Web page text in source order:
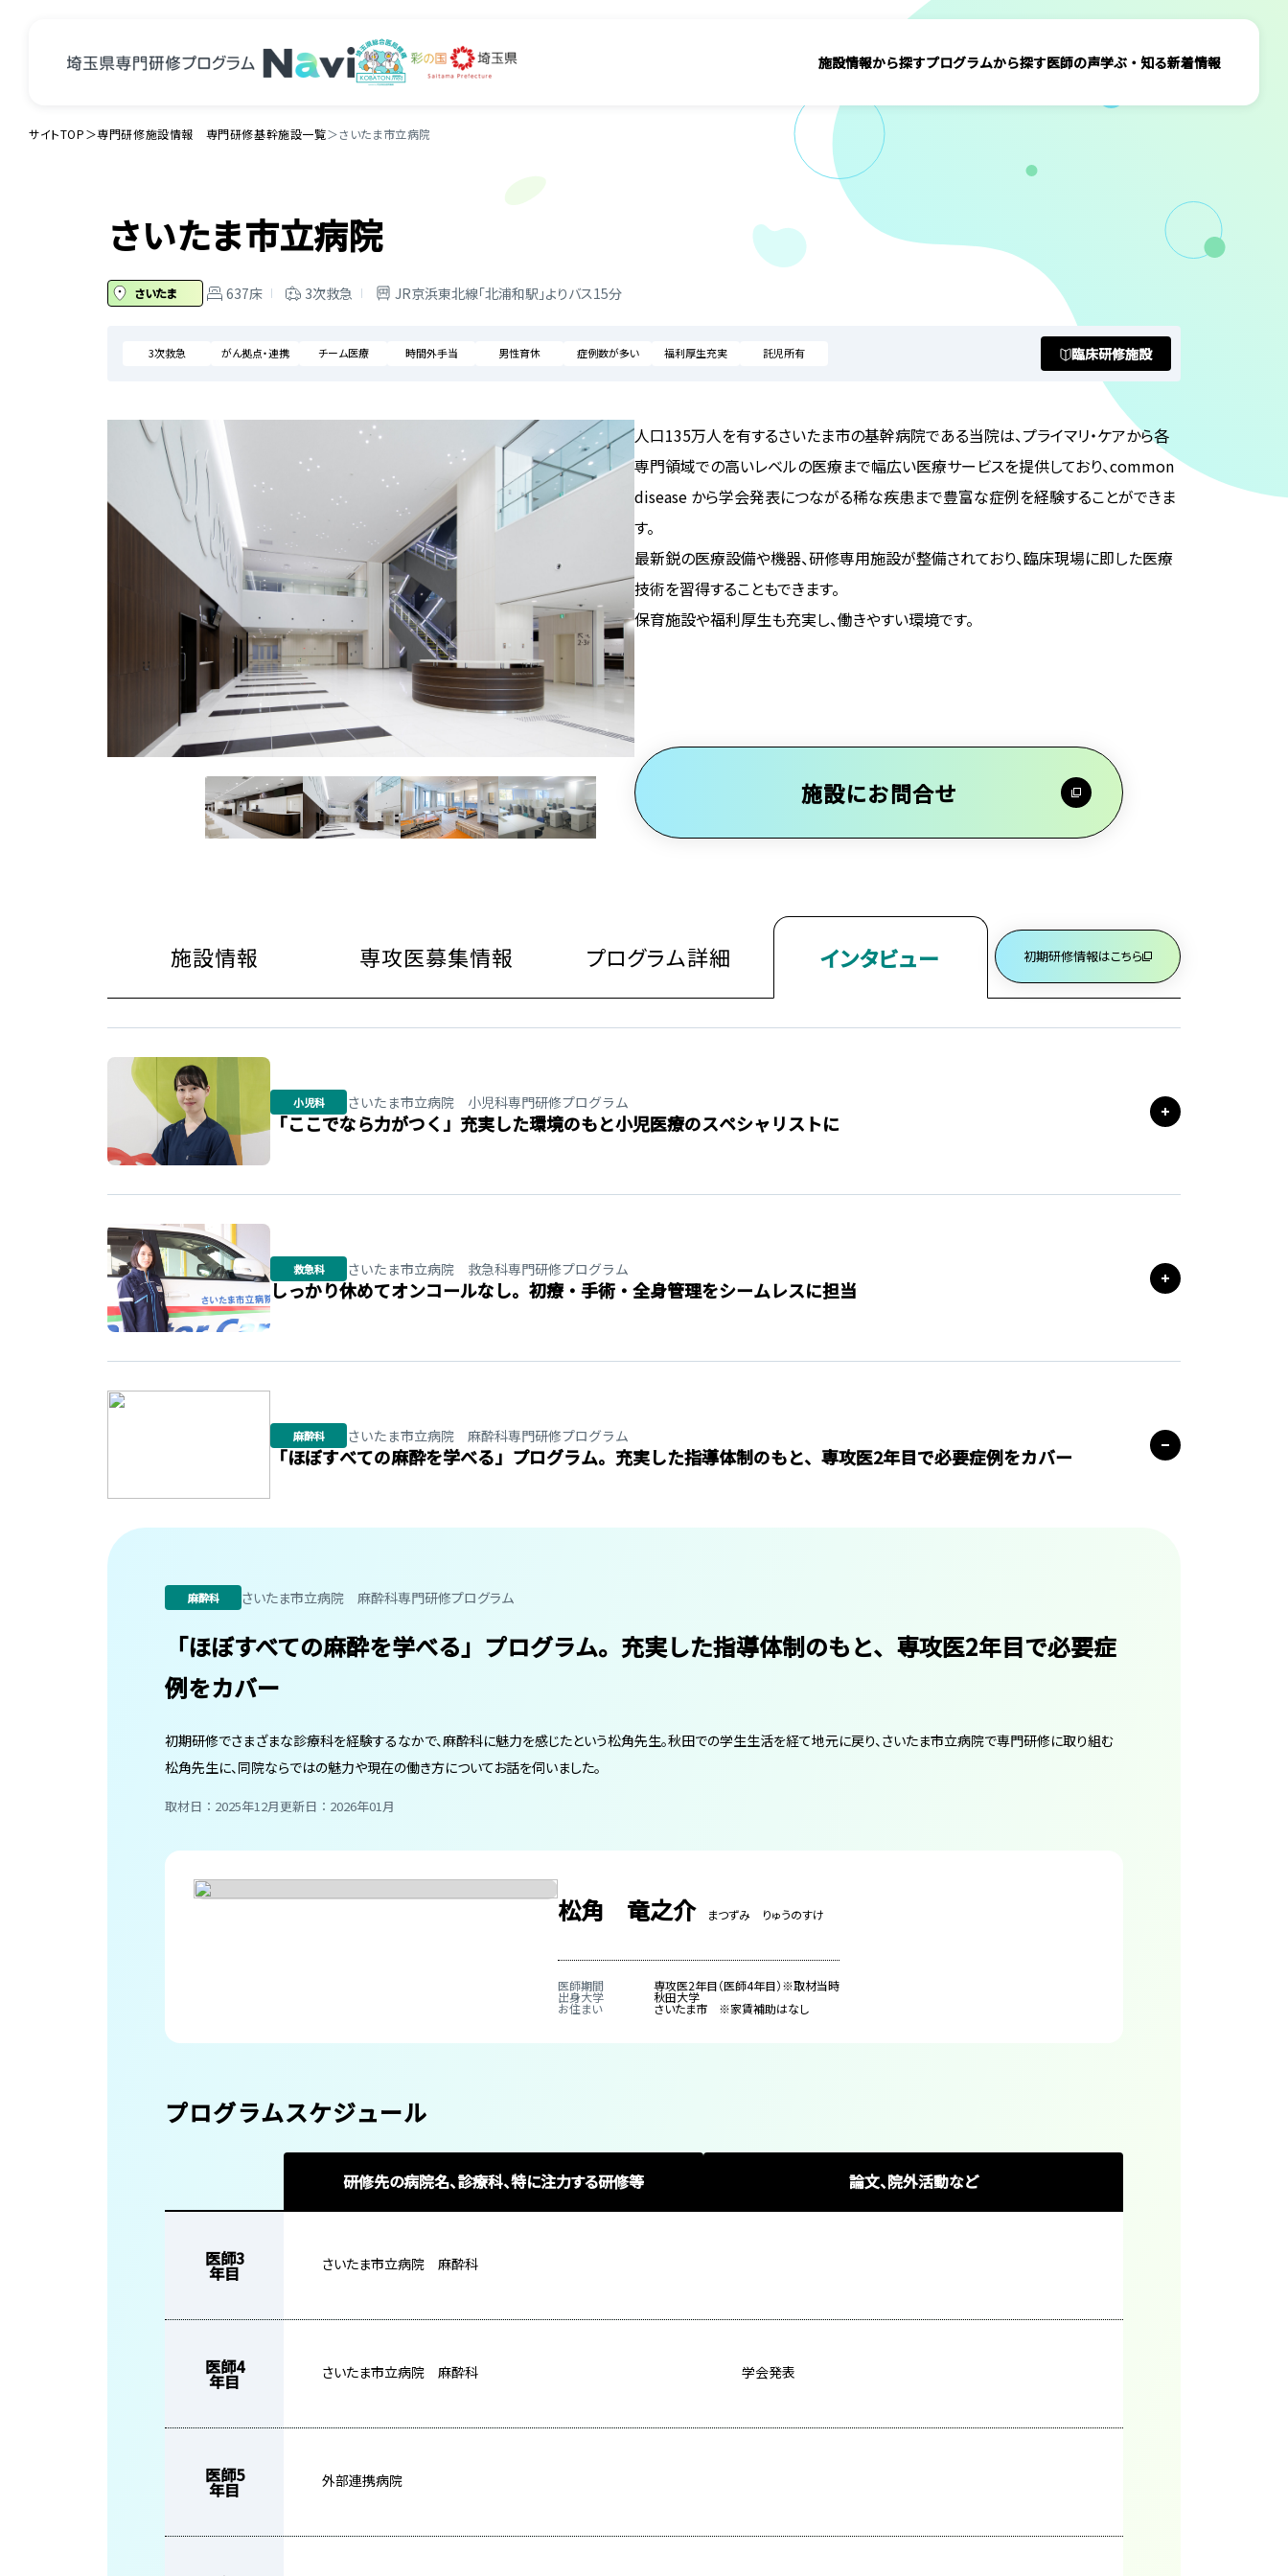
施設情報から探すプログラムから探す医師の声学ぶ・知る新着情報
サイトTOP＞専門研修施設情報 専門研修基幹施設一覧＞さいたま市立病院
さいたま市立病院
さいたま 637床 3次救急 JR京浜東北線「北浦和駅」よりバス15分
臨床研修施設
3次救急 がん拠点・連携 チーム医療 時間外手当 男性育休 症例数が多い 福利厚生充実 託児所有
人口135万人を有するさいたま市の基幹病院である当院は、プライマリ・ケアから各
専門領域での高いレベルの医療まで幅広い医療サービスを提供しており、common
disease から学会発表につながる稀な疾患まで豊富な症例を経験することができま
す。
最新鋭の医療設備や機器、研修専用施設が整備されており、臨床現場に即した医療
技術を習得することもできます。
保育施設や福利厚生も充実し、働きやすい環境です。
施設にお問合せ
施設情報 専攻医募集情報 プログラム詳細 インタビュー 初期研修情報はこちら
小児科 さいたま市立病院 小児科専門研修プログラム
「ここでなら力がつく」充実した環境のもと小児医療のスペシャリストに
救急科 さいたま市立病院 救急科専門研修プログラム
しっかり休めてオンコールなし。初療・手術・全身管理をシームレスに担当
麻酔科 さいたま市立病院 麻酔科専門研修プログラム
「ほぼすべての麻酔を学べる」プログラム。充実した指導体制のもと、専攻医2年目で必要症例をカバー
麻酔科 さいたま市立病院 麻酔科専門研修プログラム
「ほぼすべての麻酔を学べる」プログラム。充実した指導体制のもと、専攻医2年目で必要症
例をカバー
初期研修でさまざまな診療科を経験するなかで、麻酔科に魅力を感じたという松角先生。秋田での学生生活を経て地元に戻り、さいたま市立病院で専門研修に取り組む
松角先生に、同院ならではの魅力や現在の働き方についてお話を伺いました。
取材日：2025年12月更新日：2026年01月
松角 竜之介 まつずみ りゅうのすけ
医師期間 専攻医2年目（医師4年目）※取材当時
出身大学 秋田大学
お住まい さいたま市 ※家賃補助はなし
プログラムスケジュール
研修先の病院名、診療科、特に注力する研修等 論文、院外活動など
医師3
年目 さいたま市立病院 麻酔科
医師4
年目 さいたま市立病院 麻酔科 学会発表
医師5
年目 外部連携病院